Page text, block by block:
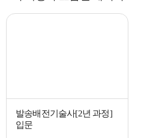
발송배전기술사[2년 과정]
입문